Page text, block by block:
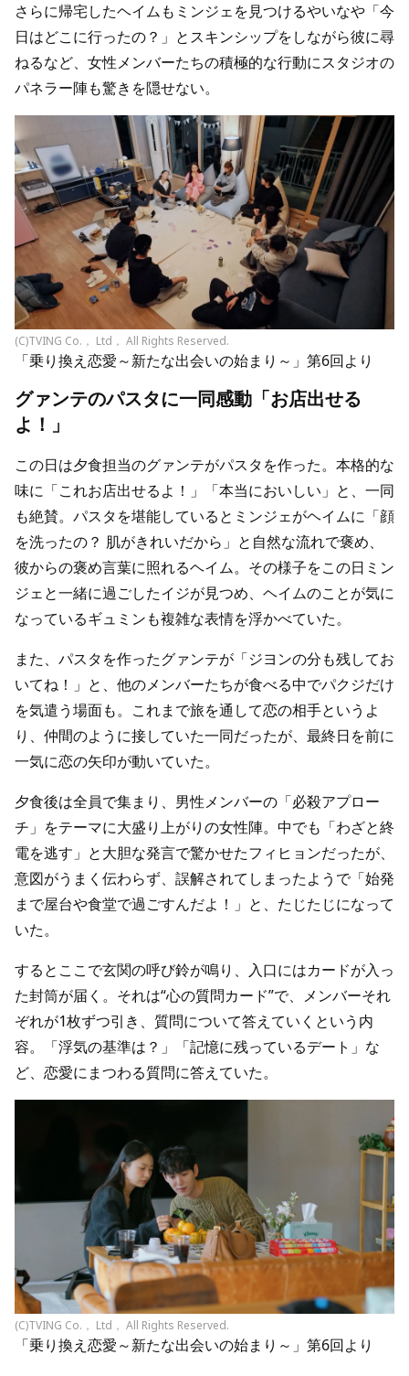
さらに帰宅したヘイムもミンジェを見つけるやいなや「今
日はどこに行ったの？」とスキンシップをしながら彼に尋
ねるなど、女性メンバーたちの積極的な行動にスタジオの
パネラー陣も驚きを隠せない。
(C)TVING Co.， Ltd， All Rights Reserved.
「乗り換え恋愛～新たな出会いの始まり～」第6回より
グァンテのパスタに一同感動「お店出せる
よ！」
この日は夕食担当のグァンテがパスタを作った。本格的な
味に「これお店出せるよ！」「本当においしい」と、一同
も絶賛。パスタを堪能しているとミンジェがヘイムに「顔
を洗ったの？ 肌がきれいだから」と自然な流れで褒め、
彼からの褒め言葉に照れるヘイム。その様子をこの日ミン
ジェと一緒に過ごしたイジが見つめ、ヘイムのことが気に
なっているギュミンも複雑な表情を浮かべていた。
また、パスタを作ったグァンテが「ジヨンの分も残してお
いてね！」と、他のメンバーたちが食べる中でパクジだけ
を気遣う場面も。これまで旅を通して恋の相手というよ
り、仲間のように接していた一同だったが、最終日を前に
一気に恋の矢印が動いていた。
夕食後は全員で集まり、男性メンバーの「必殺アプロー
チ」をテーマに大盛り上がりの女性陣。中でも「わざと終
電を逃す」と大胆な発言で驚かせたフィヒョンだったが、
意図がうまく伝わらず、誤解されてしまったようで「始発
まで屋台や食堂で過ごすんだよ！」と、たじたじになって
いた。
するとここで玄関の呼び鈴が鳴り、入口にはカードが入っ
た封筒が届く。それは“心の質問カード”で、メンバーそれ
ぞれが1枚ずつ引き、質問について答えていくという内
容。「浮気の基準は？」「記憶に残っているデート」な
ど、恋愛にまつわる質問に答えていた。
(C)TVING Co.， Ltd， All Rights Reserved.
「乗り換え恋愛～新たな出会いの始まり～」第6回より